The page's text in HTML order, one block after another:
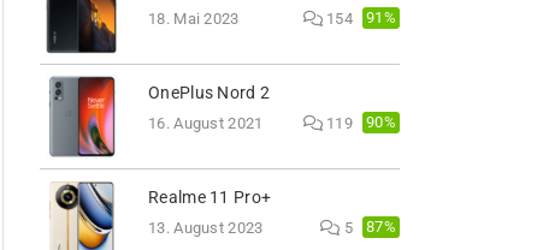
18. Mai 2023 154 91%
OnePlus Nord 2
16. August 2021 119 90%
Realme 11 Pro+
13. August 2023 5 87%